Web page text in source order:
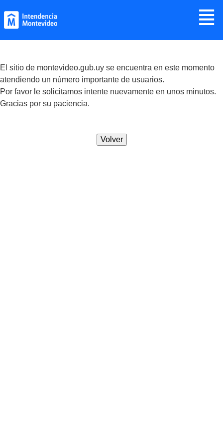
≣
El sitio de montevideo.gub.uy se encuentra en este momento
atendiendo un número importante de usuarios.
Por favor le solicitamos intente nuevamente en unos minutos.
Gracias por su paciencia.
Volver